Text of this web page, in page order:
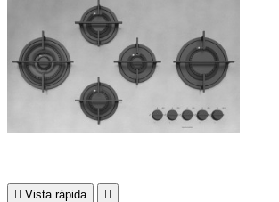
 Vista rápida 